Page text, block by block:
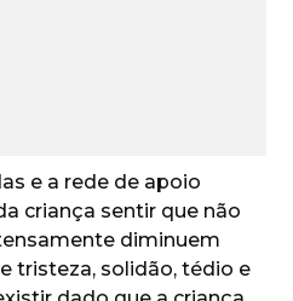
e a rede de apoio
criança sentir que não
diminuem
tristeza, solidão, tédio e